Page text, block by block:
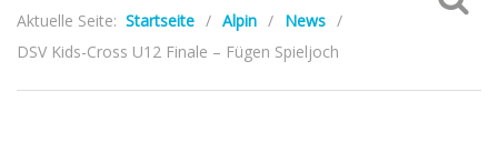
Aktuelle Seite: Startseite / Alpin / News /
DSV Kids-Cross U12 Finale – Fügen Spieljoch